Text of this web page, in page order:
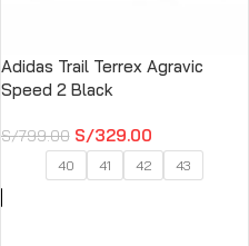
Adidas Trail Terrex Agravic
Speed ​​2 Black
S/799.00 S/329.00
40 41 42 43